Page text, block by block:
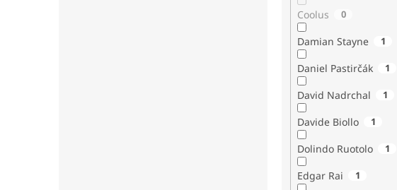
Coolus 0
Damian Stayne 1
Daniel Pastirčák 1
David Nadrchal 1
Davide Biollo 1
Dolindo Ruotolo 1
Edgar Rai 1